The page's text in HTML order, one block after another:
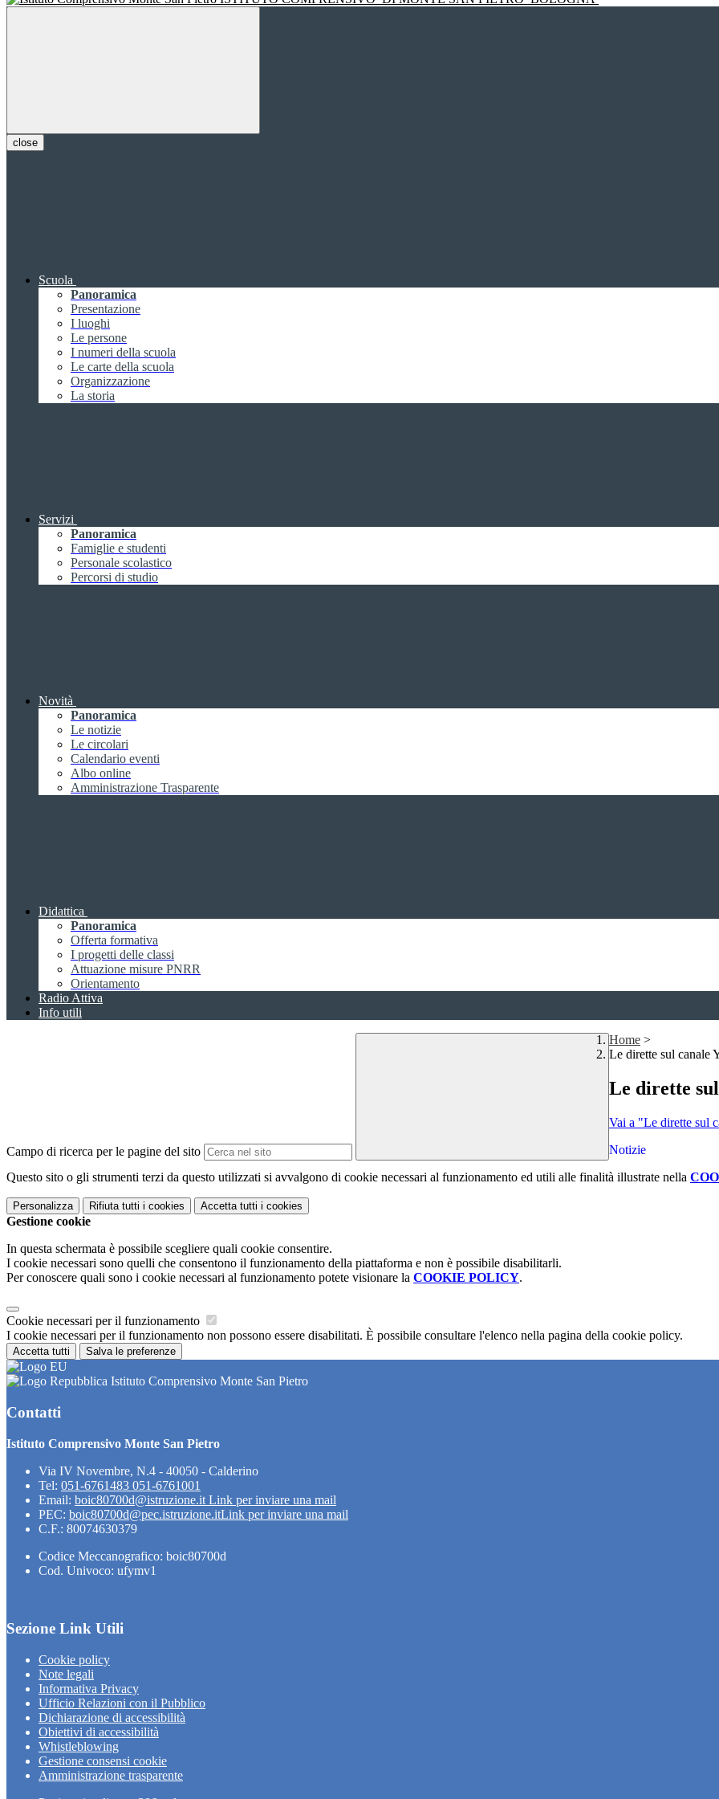
close
Scuola
Panoramica
Presentazione
I luoghi
Le persone
I numeri della scuola
Le carte della scuola
Organizzazione
La storia
Servizi
Panoramica
Famiglie e studenti
Personale scolastico
Percorsi di studio
Novità
Panoramica
Le notizie
Le circolari
Calendario eventi
Albo online
Amministrazione Trasparente
Didattica
Panoramica
Offerta formativa
I progetti delle classi
Attuazione misure PNRR
Orientamento
Radio Attiva
Info utili
Campo di ricerca per le pagine del sito
Home >
Le dirette sul canale
Le dirette
Vai a "Le dirette sul
Notizie
Questo sito o gli strumenti terzi da questo utilizzati si avvalgono di cookie necessari al funzionamento ed utili alle finalità illustrate nella
Personalizza Rifiuta tutti i cookies Accetta tutti i cookies
Gestione cookie
In questa schermata è possibile scegliere quali cookie consentire.
I cookie necessari sono quelli che consentono il funzionamento della piattaforma e non è possibile disabilitarli.
Per conoscere quali sono i cookie necessari al funzionamento potete visionare la COOKIE POLICY.
Cookie necessari per il funzionamento
I cookie necessari per il funzionamento non possono essere disabilitati. È possibile consultare l'elenco nella pagina della cookie policy.
Accetta tutti Salva le preferenze
Istituto Comprensivo Monte San Pietro
Contatti
Istituto Comprensivo Monte San Pietro
Via IV Novembre, N.4 - 40050 - Calderino
Tel: 051-6761483 051-6761001
Email: boic80700d@istruzione.it Link per inviare una mail
PEC: boic80700d@pec.istruzione.itLink per inviare una mail
C.F.: 80074630379
Codice Meccanografico: boic80700d
Cod. Univoco: ufymv1
Sezione Link Utili
Cookie policy
Note legali
Informativa Privacy
Ufficio Relazioni con il Pubblico
Dichiarazione di accessibilità
Obiettivi di accessibilità
Whistleblowing
Gestione consensi cookie
Amministrazione trasparente